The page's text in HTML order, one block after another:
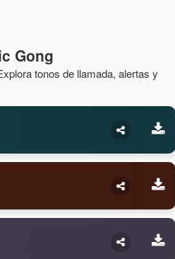
Gong
tonos de llamada, alertas y